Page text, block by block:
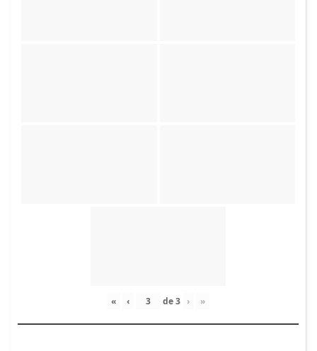
« ‹ de3 › »